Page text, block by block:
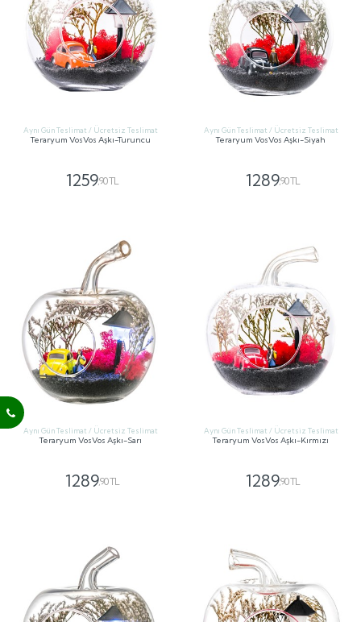
Aynı Gün Teslimat / Ücretsiz Teslimat
Teraryum VosVos Aşkı-Turuncu
1259,90 TL
Aynı Gün Teslimat / Ücretsiz Teslimat
Teraryum VosVos Aşkı-Siyah
1289,90 TL
Aynı Gün Teslimat / Ücretsiz Teslimat
Teraryum VosVos Aşkı-Sarı
1289,90 TL
Aynı Gün Teslimat / Ücretsiz Teslimat
Teraryum VosVos Aşkı-Kırmızı
1289,90 TL